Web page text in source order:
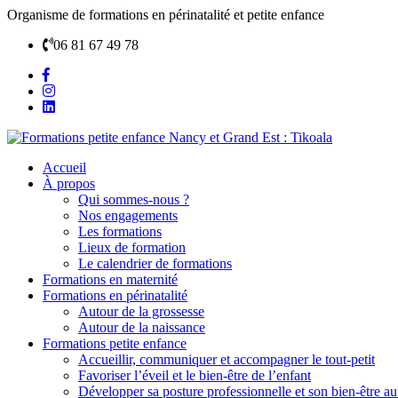
Organisme de formations en périnatalité et petite enfance
06 81 67 49 78
Accueil
À propos
Qui sommes-nous ?
Nos engagements
Les formations
Lieux de formation
Le calendrier de formations
Formations en maternité
Formations en périnatalité
Autour de la grossesse
Autour de la naissance
Formations petite enfance
Accueillir, communiquer et accompagner le tout-petit
Favoriser l’éveil et le bien-être de l’enfant
Développer sa posture professionnelle et son bien-être